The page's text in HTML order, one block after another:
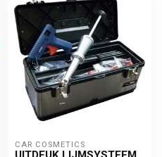
CAR COSMETICS